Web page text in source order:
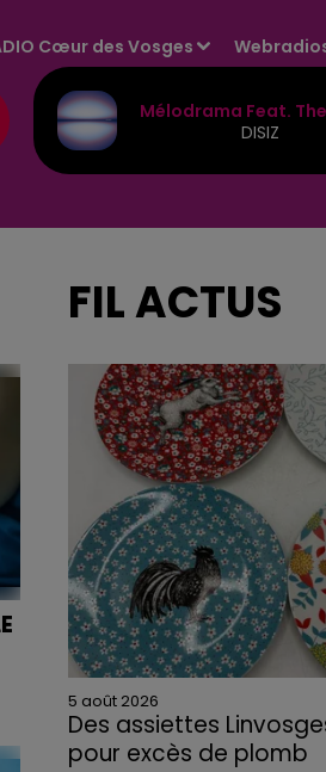
Cœur des Vosges
Coeur
MARINE
FIL ACTUS
5 août 2026
Des assiettes
pour excès de plomb